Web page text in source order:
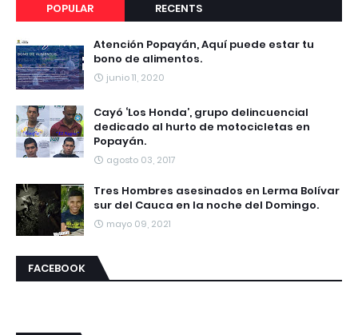
POPULAR RECENTS
Atención Popayán, Aquí puede estar tu
bono de alimentos.
junio 11, 2020
Cayó ‘Los Honda’, grupo delincuencial
dedicado al hurto de motocicletas en
Popayán.
agosto 03, 2017
Tres Hombres asesinados en Lerma Bolívar
sur del Cauca en la noche del Domingo.
mayo 09, 2021
FACEBOOK